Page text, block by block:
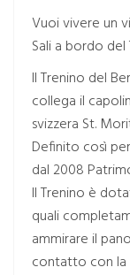
Vuoi vivere un
Sali a bordo del
Il Trenino del
collega il
svizzera St.
Definito così
dal 2008
Il Trenino è
quali
ammirare il
contatto con la